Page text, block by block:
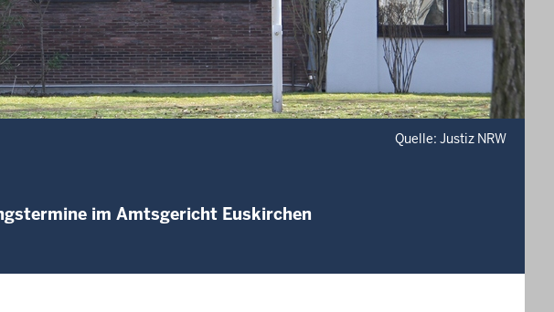
Quelle: Justiz NRW
im Amtsgericht Euskirchen